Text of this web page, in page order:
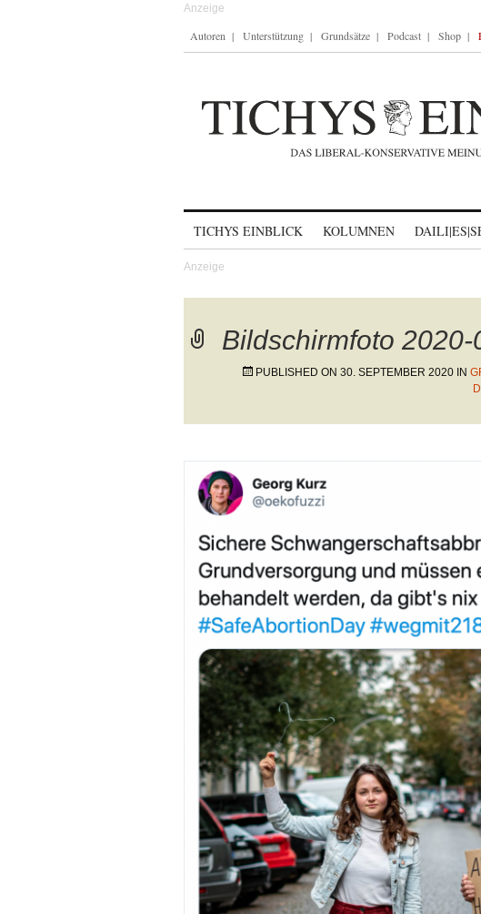
Autoren Unterstützung Grundsätze Podcast Shop
TICHYS EINBLICK KOLUMNEN
Bildschirmfoto
PUBLISHED ON 30. SEPTEMBER 2020 IN